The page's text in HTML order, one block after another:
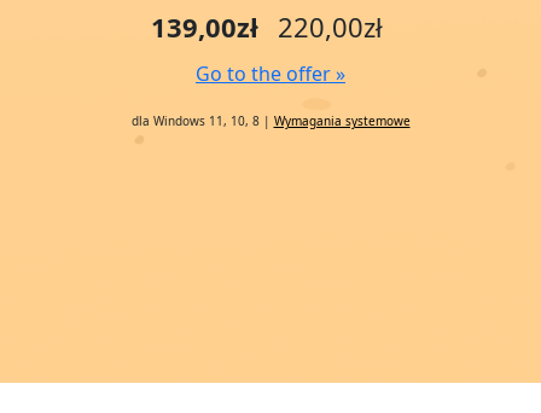
139,00zł 220,00zł
Go to the offer »
dla Windows 11, 10, 8 | Wymagania systemowe